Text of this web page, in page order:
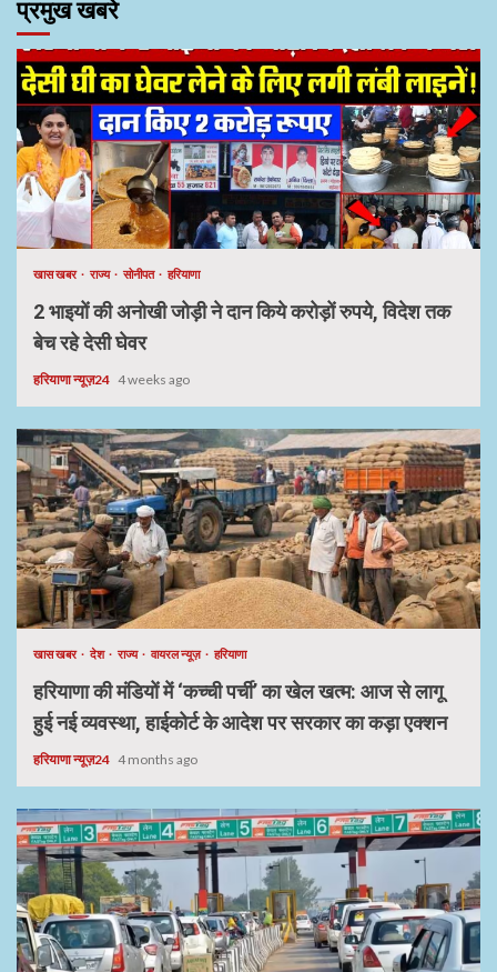
प्रमुख खबरे
खास खबर राज्य सोनीपत हरियाणा
2 भाइयों की अनोखी जोड़ी ने दान किये करोड़ों रुपये, विदेश तक
बेच रहे देसी घेवर
हरियाणा न्यूज़24 4 weeks ago
खास खबर देश राज्य वायरल न्यूज़ हरियाणा
हरियाणा की मंडियों में ‘कच्ची पर्ची’ का खेल खत्म: आज से लागू
हुई नई व्यवस्था, हाईकोर्ट के आदेश पर सरकार का कड़ा एक्शन
हरियाणा न्यूज़24 4 months ago